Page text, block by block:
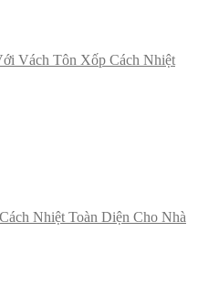
Vách Tôn Xốp Cách Nhiệt
Nhiệt Toàn Diện Cho Nhà